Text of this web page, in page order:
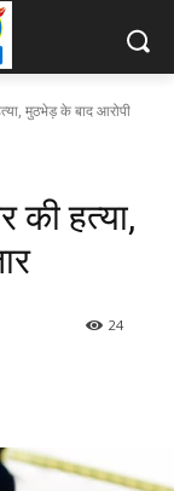
मुठभेड़ के बाद आरोपी
की हत्या,
24